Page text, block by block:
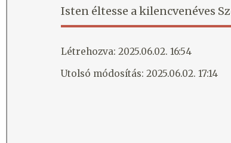
Isten éltesse a kilencvenéves
Létrehozva: 2025.06.02. 16:54
Utolsó módosítás: 2025.06.02. 17:14